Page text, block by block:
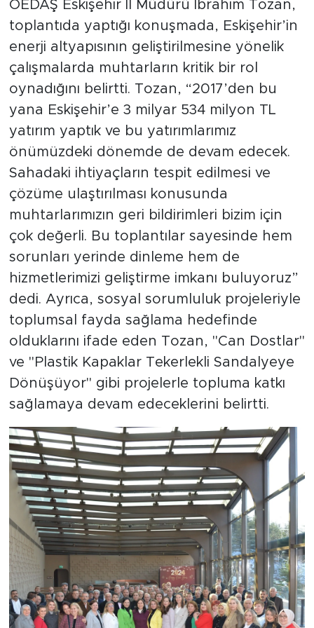
OEDAŞ Eskişehir İl Müdürü İbrahim Tozan,
toplantıda yaptığı konuşmada, Eskişehir’in
enerji altyapısının geliştirilmesine yönelik
çalışmalarda muhtarların kritik bir rol
oynadığını belirtti. Tozan, “2017’den bu
yana Eskişehir’e 3 milyar 534 milyon TL
yatırım yaptık ve bu yatırımlarımız
önümüzdeki dönemde de devam edecek.
Sahadaki ihtiyaçların tespit edilmesi ve
çözüme ulaştırılması konusunda
muhtarlarımızın geri bildirimleri bizim için
çok değerli. Bu toplantılar sayesinde hem
sorunları yerinde dinleme hem de
hizmetlerimizi geliştirme imkanı buluyoruz”
dedi. Ayrıca, sosyal sorumluluk projeleriyle
toplumsal fayda sağlama hedefinde
olduklarını ifade eden Tozan, "Can Dostlar"
ve "Plastik Kapaklar Tekerlekli Sandalyeye
Dönüşüyor" gibi projelerle topluma katkı
sağlamaya devam edeceklerini belirtti.